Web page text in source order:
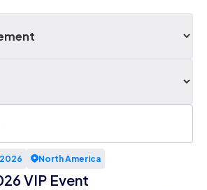
North America
VIP Event